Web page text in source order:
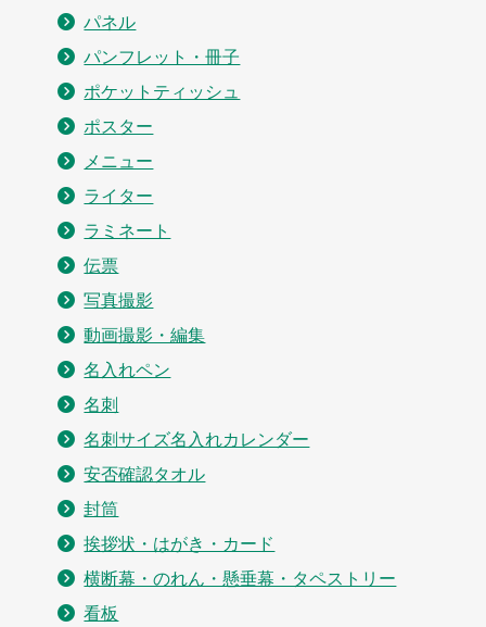
パネル
パンフレット・冊子
ポケットティッシュ
ポスター
メニュー
ライター
ラミネート
伝票
写真撮影
動画撮影・編集
名入れペン
名刺
名刺サイズ名入れカレンダー
安否確認タオル
封筒
挨拶状・はがき・カード
横断幕・のれん・懸垂幕・タペストリー
看板